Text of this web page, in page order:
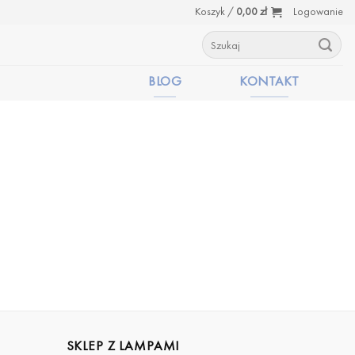
Koszyk / 0,00zł
Logowanie
Szukaj:
BLOG KONTAKT
SKLEP Z LAMPAMI